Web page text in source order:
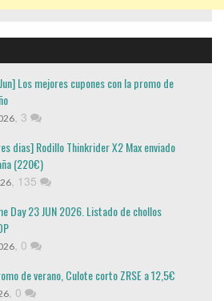
Los mejores cupones con la promo de
, 3
dias] Rodillo Thinkrider X2 Max enviado
(220€)
, 135
Day 23 JUN 2026. Listado de chollos
, 0
de verano, Culote corto ZRSE a 12,5€
, 0